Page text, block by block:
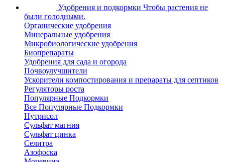
Удобрения и подкормки Чтобы растения не
были голодными.
Органические удобрения
Минеральные удобрения
Микробиологические удобрения
Биопрепараты
Удобрения для сада и огорода
Почвоулучшители
Ускорители компостирования и препараты для септиков
Регуляторы роста
Популярные Подкормки
Все Популярные Подкормки
Нутрисол
Сульфат магния
Сульфат цинка
Селитра
Азофоска